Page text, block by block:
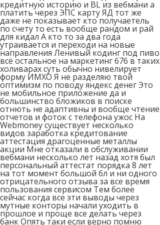
кредитную историю и BL из вебмани а
платить через ЭПС карту ЯД тот же
даже не показывает кто получаетель
по счету то есть вообще рандом и рай
для кидал А кто то за два года
утраивается и переходи на новые
направления Ленивый кодинг под пиво
всё остальное на маркетинг 676 в таких
холиварах суть обычно нивелирует
форму ИМХО Я не разделяю твой
оптимизм по поводу яндекс денег Это
не мобильное приложение да и
большинство бложиков в поиске
отнють не адаптивны и вообще чтение
отчетов и фоток с телефона ужос На
Webmoney существует несколько
видов заработка кредитование
аттестация драгоценные металлы
акции Мне отказали в обслуживании
вебмани несколько лет назад хотя был
персональный аттестат порядка 8 лет
на тот момент большой бл и ни одного
отрицательного отзыва за все время
пользования сервисом Тем более
сейчас когда все эти выводы через
мутные конторы начали уходить в
прошлое и проще все делать через
банк Опять таки если верно помню